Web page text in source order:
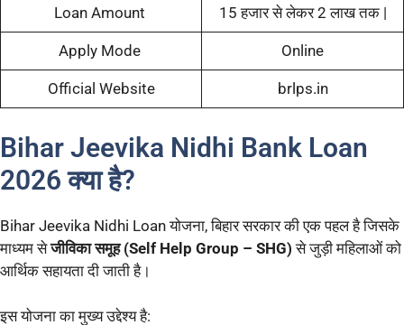
Loan Amount 15 हजार से लेकर 2 लाख तक |
Apply Mode Online
Official Website brlps.in
Bihar Jeevika Nidhi Bank Loan
2026 क्या है?
Bihar Jeevika Nidhi Loan योजना, बिहार सरकार की एक पहल है जिसके
माध्यम सेजीविका समूह (Self Help Group – SHG) से जुड़ी महिलाओं को
आर्थिक सहायता दी जाती है।
इस योजना का मुख्य उद्देश्य है: